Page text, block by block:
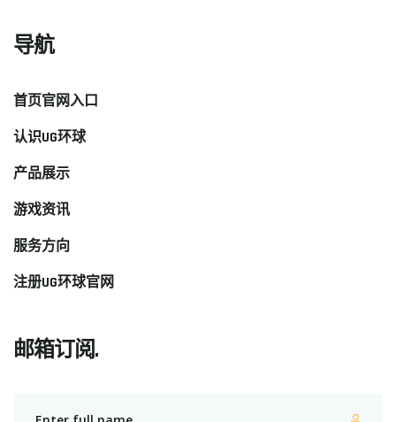
导航
首页官网入口
认识UG环球
产品展示
游戏资讯
服务方向
注册UG环球官网
邮箱订阅.